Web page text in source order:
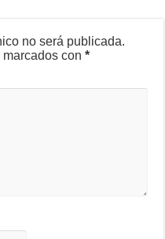
no será publicada.
marcados con*